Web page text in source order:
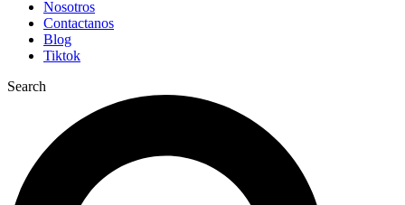
Nosotros
Contactanos
Blog
Tiktok
Search